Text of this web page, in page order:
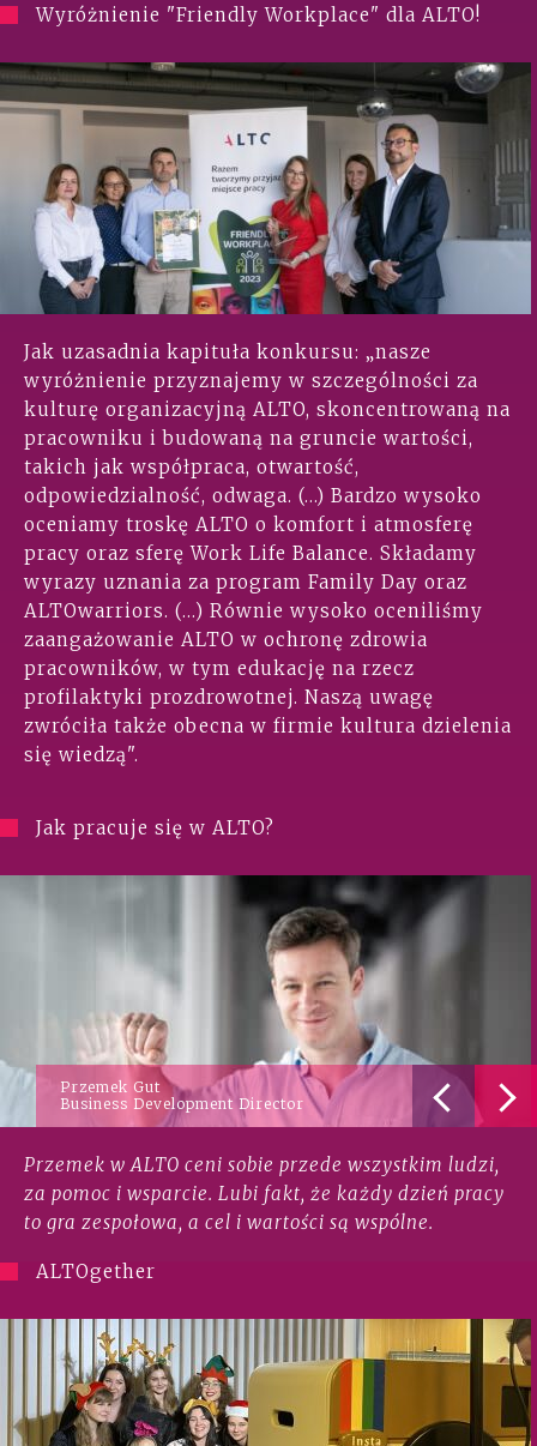
Wyróżnienie "Friendly Workplace" dla ALTO!
Jak uzasadnia kapituła konkursu: „nasze
wyróżnienie przyznajemy w szczególności za
kulturę organizacyjną ALTO, skoncentrowaną na
pracowniku i budowaną na gruncie wartości,
takich jak współpraca, otwartość,
odpowiedzialność, odwaga. (…) Bardzo wysoko
oceniamy troskę ALTO o komfort i atmosferę
pracy oraz sferę Work Life Balance. Składamy
wyrazy uznania za program Family Day oraz
ALTOwarriors. (...) Równie wysoko oceniliśmy
zaangażowanie ALTO w ochronę zdrowia
pracowników, w tym edukację na rzecz
profilaktyki prozdrowotnej. Naszą uwagę
zwróciła także obecna w firmie kultura dzielenia
się wiedzą".
Jak pracuje się w ALTO?
Przemek Gut
Business Development Director
Przemek w ALTO ceni sobie przede wszystkim ludzi,
za pomoc i wsparcie. Lubi fakt, że każdy dzień pracy
to gra zespołowa, a cel i wartości są wspólne.
ALTOgether